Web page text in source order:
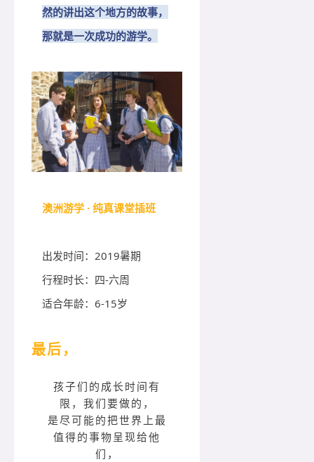
然的讲出这个地方的故事，
那就是一次成功的游学。
澳洲游学 · 纯真课堂插班
出发时间：2019暑期
行程时长：四-六周
适合年龄：6-15岁
最后，
孩子们的成长时间有
限，我们要做的，
是尽可能的把世界上最
值得的事物呈现给他
们，